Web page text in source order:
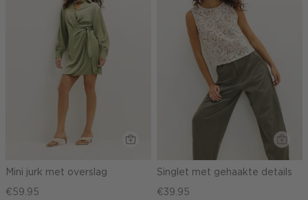
Mini jurk met overslag
€59.95
Singlet met gehaakte details
€39.95